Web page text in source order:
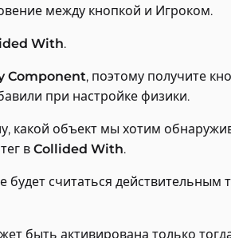
между кнопкой и Игроком.
With.
Component, поэтому получите
при настройке физики.
какой объект мы хотим
в Collided With.
считаться действительным
быть активирована только